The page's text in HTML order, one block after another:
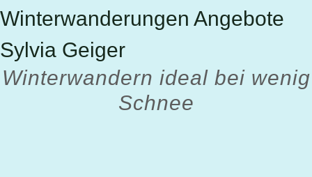
Winterwandern ideal bei wenig
Schnee